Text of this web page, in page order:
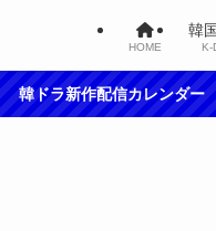
HOME
韓
K-
韓ドラ新作配信カレンダー